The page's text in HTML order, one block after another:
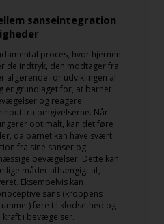
sanseintegration
proces, hvor hjernen
de indtryk, den modtager fra
afgørende for udviklingen af
grundlaget for, at barnet
og reagere
fra omgivelserne. Når
optimalt, kan det føre
da barnet kan have svært
fra sine sanser og
bevægelser. Dette kan
måder afhængigt af,
Eksempelvis kan
sans (kroppens
føre til klodsethed og
i bevægelser.